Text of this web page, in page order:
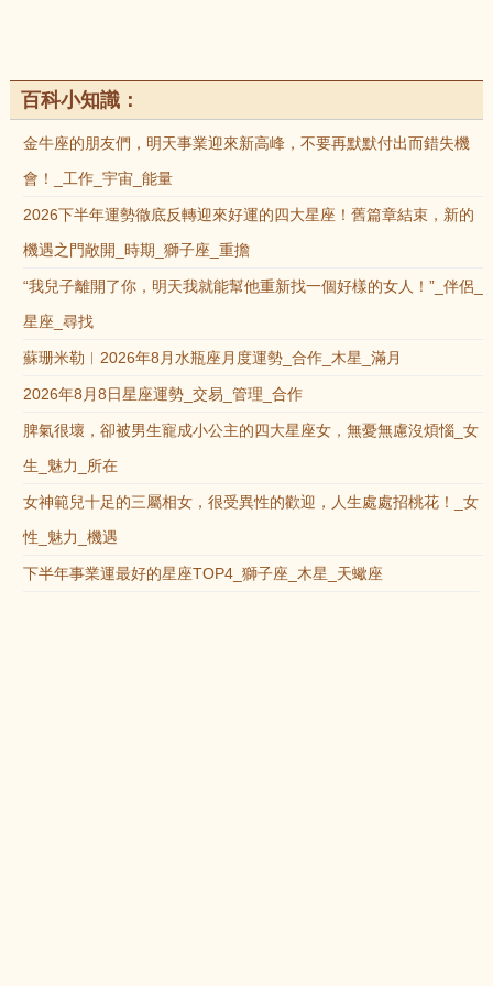
百科小知識：
金牛座的朋友們，明天事業迎來新高峰，不要再默默付出而錯失機
會！_工作_宇宙_能量
2026下半年運勢徹底反轉迎來好運的四大星座！舊篇章結束，新的
機遇之門敞開_時期_獅子座_重擔
“我兒子離開了你，明天我就能幫他重新找一個好樣的女人！”_伴侶_
星座_尋找
蘇珊米勒︱2026年8月水瓶座月度運勢_合作_木星_滿月
2026年8月8日星座運勢_交易_管理_合作
脾氣很壞，卻被男生寵成小公主的四大星座女，無憂無慮沒煩惱_女
生_魅力_所在
女神範兒十足的三屬相女，很受異性的歡迎，人生處處招桃花！_女
性_魅力_機遇
下半年事業運最好的星座TOP4_獅子座_木星_天蠍座